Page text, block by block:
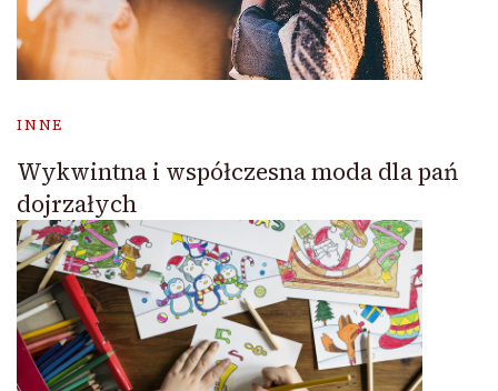
INNE
Wykwintna i współczesna moda dla pań
dojrzałych